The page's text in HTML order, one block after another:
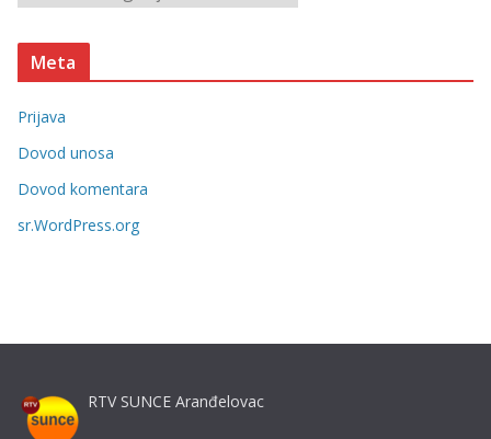
a
t
o
r
i
e
Meta
Prijava
Dovod unosa
Dovod komentara
sr.WordPress.org
RTV SUNCE Aranđelovac